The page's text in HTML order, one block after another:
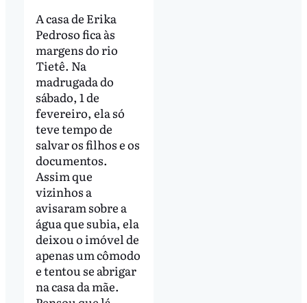
A casa de Erika
Pedroso fica às
margens do rio
Tietê. Na
madrugada do
sábado, 1 de
fevereiro, ela só
teve tempo de
salvar os filhos e os
documentos.
Assim que
vizinhos a
avisaram sobre a
água que subia, ela
deixou o imóvel de
apenas um cômodo
e tentou se abrigar
na casa da mãe.